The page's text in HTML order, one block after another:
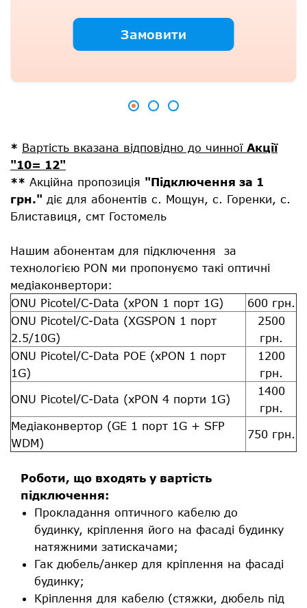
Замовити
* Вартість вказана відповідно до чинної Акції
"10= 12"
** Акційна пропозиція "Підключення за 1
грн." діє для абонентів с. Мощун, с. Горенки, с.
Блиставиця, смт Гостомель
Нашим абонентам для підключення за
технологією PON ми пропонуємо такі оптичні
медіаконвертори:
ONU Picotel/C-Data (xPON 1 порт 1G)
600 грн.
ONU Picotel/C-Data (XGSPON 1 порт
2.5/10G)
2500
грн.
ONU Picotel/C-Data POE (xPON 1 порт
1G)
1200
грн.
ONU Picotel/C-Data (xPON 4 порти 1G)
1400
грн.
Медіаконвертор (GE 1 порт 1G + SFP
WDM)
750 грн.
Роботи, що входять у вартість
підключення:
Прокладання оптичного кабелю до
будинку, кріплення його на фасаді будинку
натяжними затискачами;
Гак дюбель/анкер для кріплення на фасаді
будинку;
Кріплення для кабелю (стяжки, дюбель під